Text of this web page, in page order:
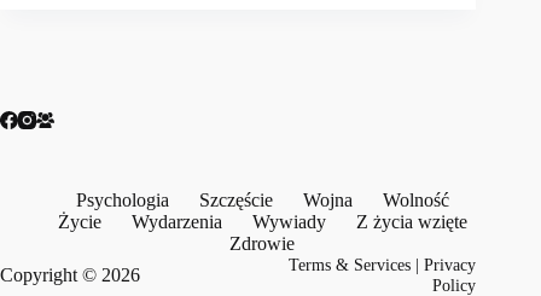
Psychologia Szczęście Wojna
Wolność
Życie
Wydarzenia Wywiady
Z życia wzięte
Zdrowie
Copyright © 2026
Terms & Services |Privacy
Policy